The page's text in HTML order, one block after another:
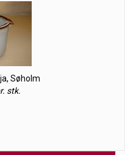
Søholm
stk.